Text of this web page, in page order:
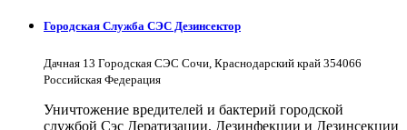
Городская Служба СЭС Дезинсектор
Дачная 13 Городская СЭС Сочи, Краснодарский край 354066
Российская Федерация
Уничтожение вредителей и бактерий городской
службой Сэс Дератизации, Дезинфекции и Дезинсекции